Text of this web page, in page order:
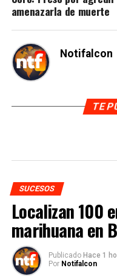
amenazarla de muerte
Notifalcon
TE
SUCESOS
Localizan 100
marihuana en
Publicado Hace 1
Por Notifalcon